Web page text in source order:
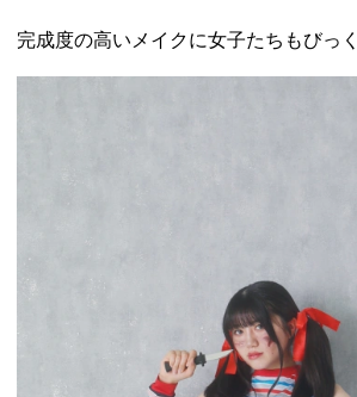
完成度の高いメイクに女子たちもびっ